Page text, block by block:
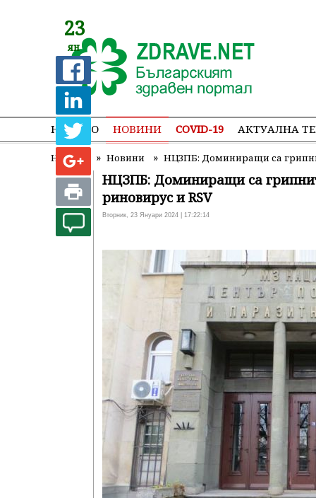
НАЧАЛО НОВИНИ COVID-19 АКТУАЛНА
Начало » Новини » НЦЗПБ: Доминиращи са
23
ян
НЦЗПБ: Доминиращи са
риновирус и RSV
Вторник, 23 Януари 2024 | 17:22:14